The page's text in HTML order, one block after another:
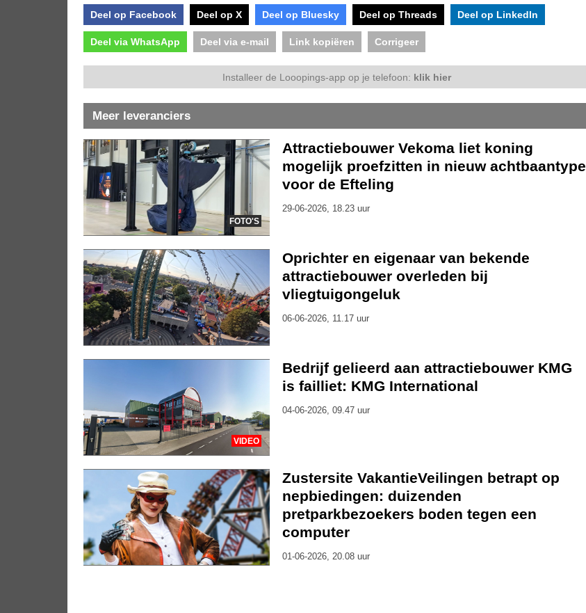
Deel op Facebook Deel op X Deel op Bluesky Deel op Threads Deel op LinkedIn
Deel via WhatsApp Deel via e-mail Link kopiëren Corrigeer
Installeer de Looopings-app op je telefoon: klik hier
Meer leveranciers
FOTO'S
Attractiebouwer Vekoma liet koning
mogelijk proefzitten in nieuw achtbaantype
voor de Efteling
29-06-2026, 18.23 uur
Oprichter en eigenaar van bekende
attractiebouwer overleden bij
vliegtuigongeluk
06-06-2026, 11.17 uur
VIDEO
Bedrijf gelieerd aan attractiebouwer KMG
is failliet: KMG International
04-06-2026, 09.47 uur
Zustersite VakantieVeilingen betrapt op
nepbiedingen: duizenden
pretparkbezoekers boden tegen een
computer
01-06-2026, 20.08 uur